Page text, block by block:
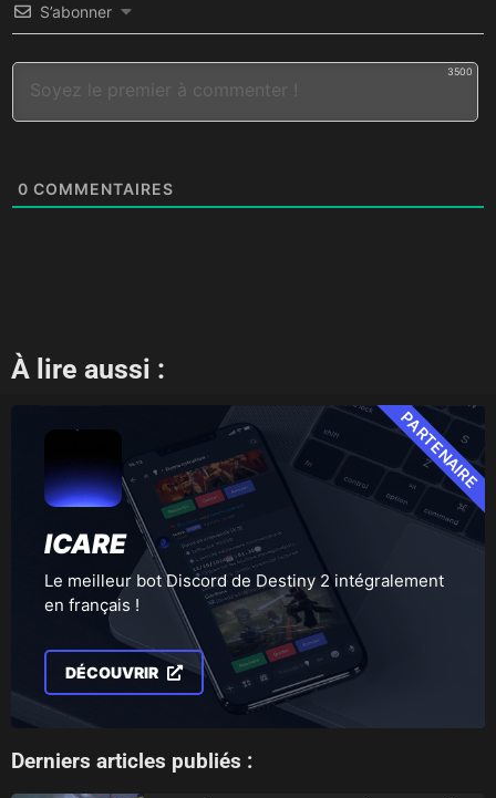
S’abonner
3500
0 COMMENTAIRES
À lire aussi :
ICARE
Le meilleur bot Discord de Destiny 2 intégralement
en français !
DÉCOUVRIR
PARTENAIRE
Derniers articles publiés :